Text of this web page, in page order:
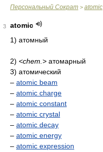
Персональный Сократ > atomic
3
atomic
1) атомный
2) <chem.> атомарный
3) атомический
– atomic beam
– atomic charge
– atomic constant
– atomic crystal
– atomic decay
– atomic energy
– atomic expression